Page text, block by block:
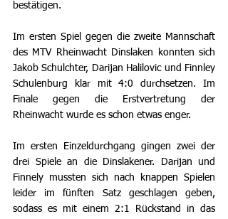
bestätigen.
Im ersten Spiel gegen die zweite Mannschaft
des MTV Rheinwacht Dinslaken konnten sich
Jakob Schulchter, Darijan Halilovic und Finnley
Schulenburg klar mit 4:0 durchsetzen. Im
Finale gegen die Erstvertretung der
Rheinwacht wurde es schon etwas enger.
Im ersten Einzeldurchgang gingen zwei der
drei Spiele an die Dinslakener. Darijan und
Finnely mussten sich nach knappen Spielen
leider im fünften Satz geschlagen geben,
sodass es mit einem 2:1 Rückstand in das